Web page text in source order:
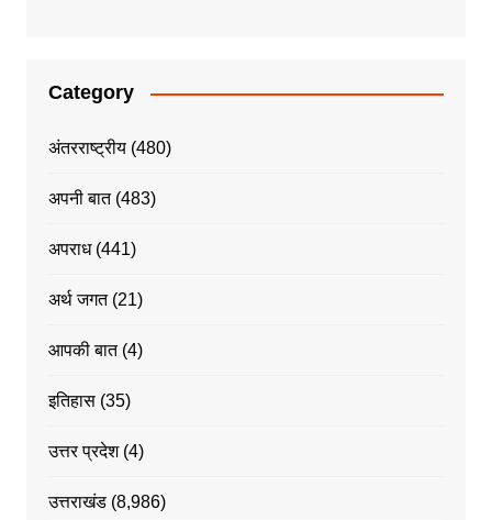
Category
अंतरराष्ट्रीय(480)
अपनी बात(483)
अपराध(441)
अर्थ जगत(21)
आपकी बात(4)
इतिहास(35)
उत्तर प्रदेश(4)
उत्तराखंड(8,986)